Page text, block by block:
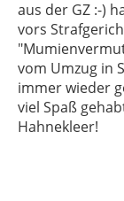
aus der GZ :-)
vors
vom Umzug in
immer wieder
viel Spaß
Hahnekleer!